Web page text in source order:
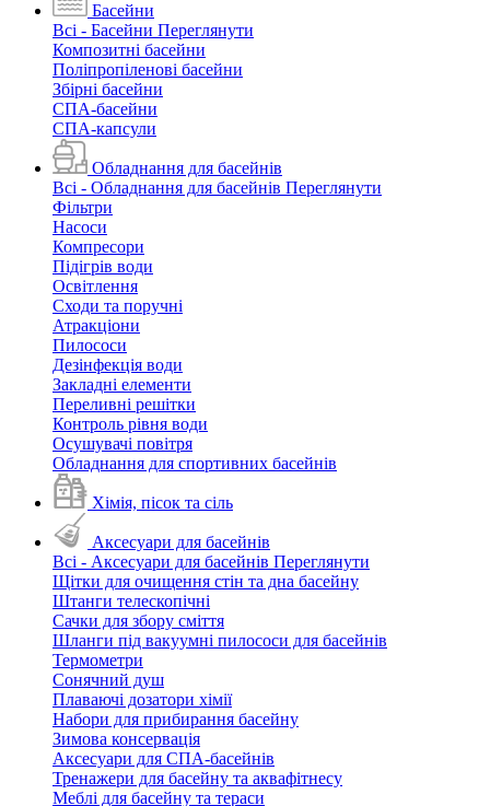
Басейни
Всі - Басейни Переглянути
Композитні басейни
Поліпропіленові басейни
Збірні басейни
СПА-басейни
СПА-капсули
Обладнання для басейнів
Всі - Обладнання для басейнів Переглянути
Фільтри
Насоси
Компресори
Підігрів води
Освітлення
Сходи та поручні
Атракціони
Пилососи
Дезінфекція води
Закладні елементи
Переливні решітки
Контроль рівня води
Осушувачі повітря
Обладнання для спортивних басейнів
Хімія, пісок та сіль
Аксесуари для басейнів
Всі - Аксесуари для басейнів Переглянути
Щітки для очищення стін та дна басейну
Штанги телескопічні
Сачки для збору сміття
Шланги під вакуумні пилососи для басейнів
Термометри
Сонячний душ
Плаваючі дозатори хімії
Набори для прибирання басейну
Зимова консервація
Аксесуари для СПА-басейнів
Тренажери для басейну та аквафітнесу
Меблі для басейну та тераси